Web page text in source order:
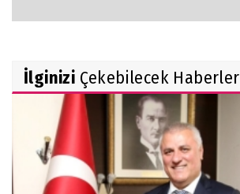
İlginizi Çekebilecek Haberler